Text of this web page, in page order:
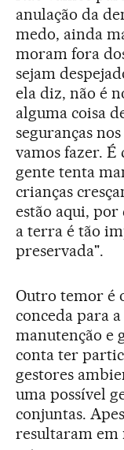
anulação da
medo, ainda
moram fora
sejam
ela diz, não é
alguma coisa
seguranças
vamos fazer.
gente tenta
crianças
estão aqui,
a terra é tão
preservada".
Outro temor é
conceda para
manutenção e
conta ter
gestores
uma possível
conjuntas.
resultaram em